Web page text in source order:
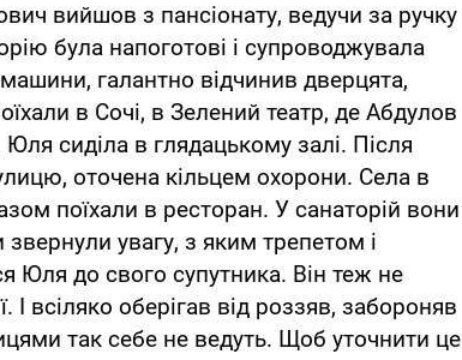
вийшов з пансіонату, ведучи за ручку
була напоготові і супроводжувала
галантно відчинив дверцята,
в Сочі, в Зелений театр, де Абдулов
сиділа в глядацькому залі. Після
оточена кільцем охорони. Села в
поїхали в ресторан. У санаторій вони
увагу, з яким трепетом і
Юля до свого супутника. Він теж не
всіляко оберігав від роззяв, забороняв
так себе не ведуть. Щоб уточнити це